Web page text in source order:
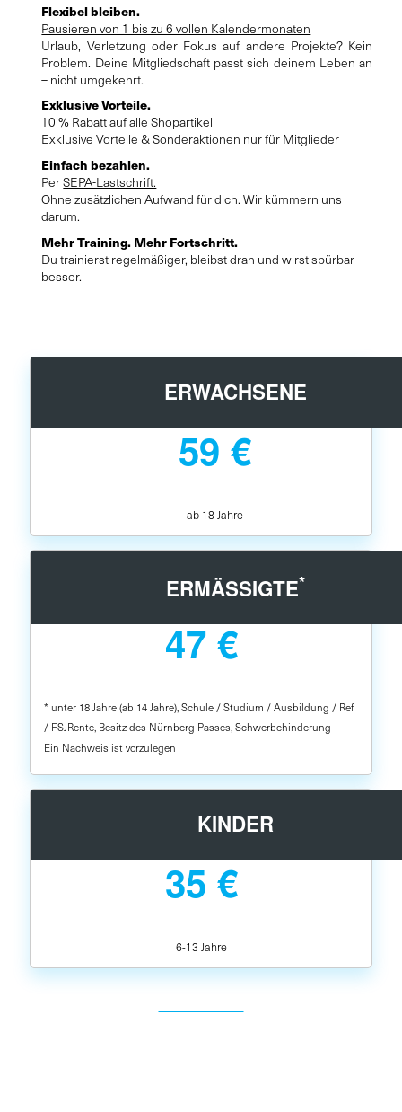
Flexibel bleiben.
Pausieren von 1 bis zu 6 vollen Kalendermonaten
Urlaub, Verletzung oder Fokus auf andere Projekte? Kein
Problem. Deine Mitgliedschaft passt sich deinem Leben an
– nicht umgekehrt.
Exklusive Vorteile.
10 % Rabatt auf alle Shopartikel
Exklusive Vorteile & Sonderaktionen nur für Mitglieder
Einfach bezahlen.
PerSEPA-Lastschrift.
Ohne zusätzlichen Aufwand für dich. Wir kümmern uns
darum.
Mehr Training. Mehr Fortschritt.
Du trainierst regelmäßiger, bleibst dran und wirst spürbar
besser.
ERWACHSENE
59 €
ab 18 Jahre
ERMÄSSIGTE *
47 €
* unter 18 Jahre (ab 14 Jahre), Schule / Studium / Ausbildung / Ref
/ FSJRente, Besitz des Nürnberg-Passes, Schwerbehinderung
Ein Nachweis ist vorzulegen
KINDER
35 €
6-13 Jahre